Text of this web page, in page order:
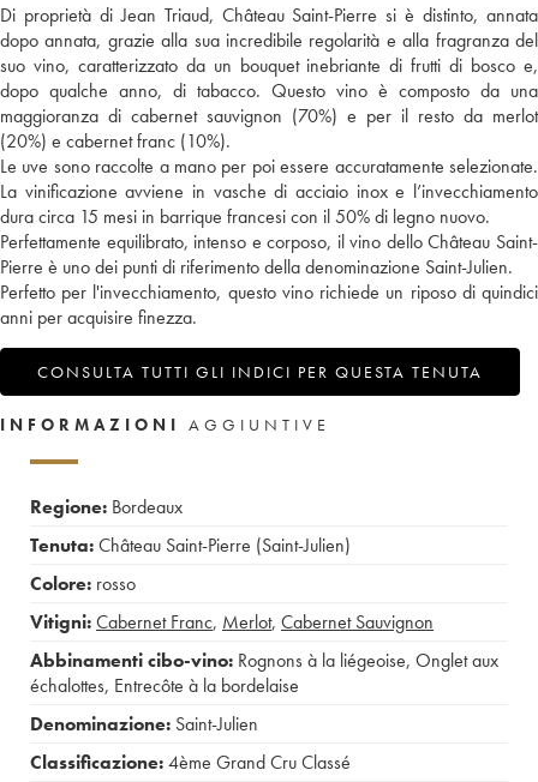
Di proprietà di Jean Triaud, Château Saint-Pierre si è distinto, annata
dopo annata, grazie alla sua incredibile regolarità e alla fragranza del
suo vino, caratterizzato da un bouquet inebriante di frutti di bosco e,
dopo qualche anno, di tabacco. Questo vino è composto da una
maggioranza di cabernet sauvignon (70%) e per il resto da merlot
(20%) e cabernet franc (10%).
Le uve sono raccolte a mano per poi essere accuratamente selezionate.
La vinificazione avviene in vasche di acciaio inox e l’invecchiamento
dura circa 15 mesi in barrique francesi con il 50% di legno nuovo.
Perfettamente equilibrato, intenso e corposo, il vino dello Château Saint-
Pierre è uno dei punti di riferimento della denominazione Saint-Julien.
Perfetto per l'invecchiamento, questo vino richiede un riposo di quindici
anni per acquisire finezza.
CONSULTA TUTTI GLI INDICI PER QUESTA TENUTA
INFORMAZIONI AGGIUNTIVE
Regione: Bordeaux
Tenuta:Château Saint-Pierre (Saint-Julien)
Colore: rosso
Vitigni:Cabernet Franc, Merlot, Cabernet Sauvignon
Abbinamenti cibo-vino: Rognons à la liégeoise, Onglet aux
échalottes, Entrecôte à la bordelaise
Denominazione: Saint-Julien
Classificazione:4ème Grand Cru Classé